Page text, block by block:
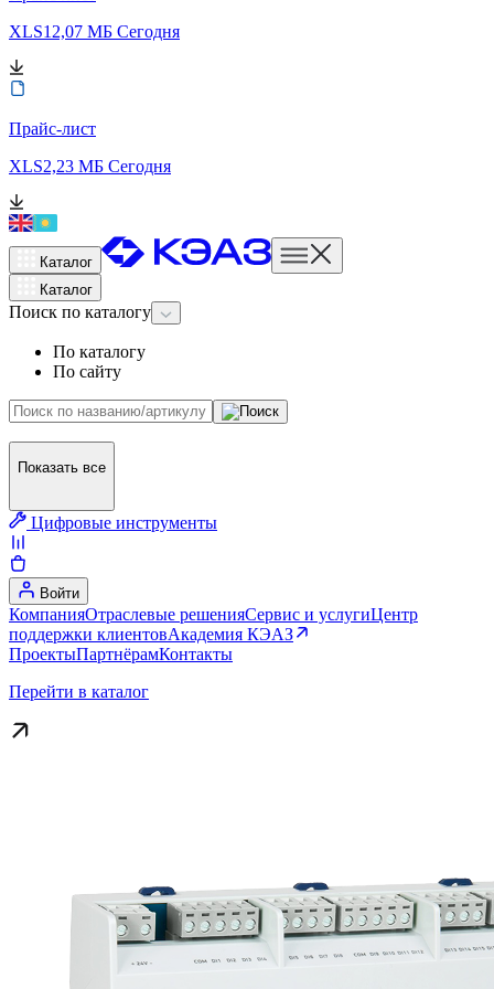
XLS12,07 МБ Сегодня
Прайс-лист
XLS2,23 МБ Сегодня
Каталог
Каталог
Поиск по каталогу
По каталогу
По сайту
Показать все
Цифровые инструменты
Войти
КомпанияОтраслевые решенияСервис и услугиЦентр
поддержки клиентовАкадемия КЭАЗ
ПроектыПартнёрамКонтакты
Перейти в каталог